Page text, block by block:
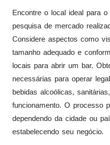
Encontre o local ideal para
pesquisa de mercado
Considere aspectos como
tamanho adequado e
locais para abrir um bar.
necessárias para operar
bebidas alcoólicas,
funcionamento. O processo
dependendo da cidade ou
estabelecendo seu negócio.